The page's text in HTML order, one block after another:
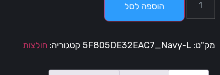
הוספה לסל
5F805DE32EAC7_Navy-Lקטגוריה:חולצות